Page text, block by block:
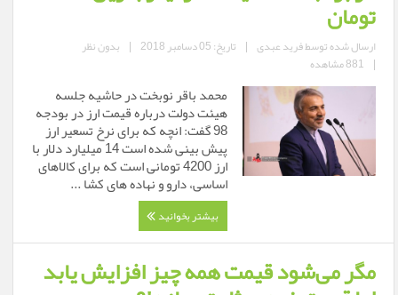
تومان
ارسال شده توسطفرید عبدی | تاریخ: 05 دسامبر 2018 | بدون نظر
| 881 مشاهده
محمد باقر نوبخت در حاشیه جلسه
هیئت دولت درباره قیمت ارز در بودجه
98 گفت: انچه که برای نرخ تسعیر ارز
پیش بینی شده است 14 میلیارد دلار با
ارز 4200 تومانی است که­ برای کالاهای
اساسی، دارو و نهاده های کشا ...
بیشتر بخوانید
مگر می‌شود قیمت همه چیز افزایش یابد